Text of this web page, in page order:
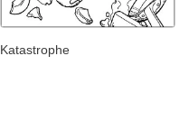
Katastrophe